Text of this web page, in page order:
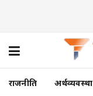
राजनीति अर्थव्यवस्था